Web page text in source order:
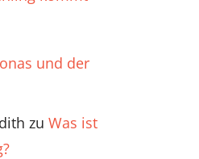
und der
zu Was ist